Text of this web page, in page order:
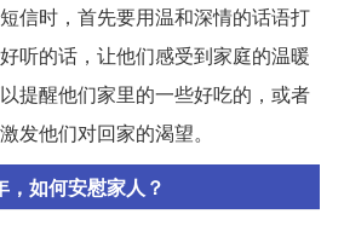
信时，首先要用温和深情的话语打
听的话，让他们感受到家庭的温暖
提醒他们家里的一些好吃的，或者
发他们对回家的渴望。
如何安慰家人？